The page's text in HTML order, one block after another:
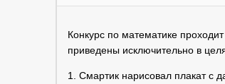
Конкурс по математике
приведены исключительно в
1. Смартик нарисовал плакат с